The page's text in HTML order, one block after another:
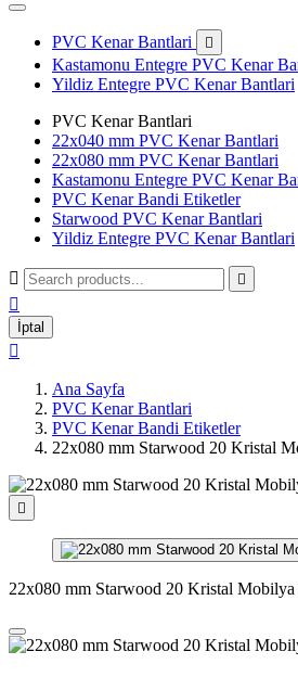
PVC Kenar Bantlari 
Kastamonu Entegre PVC Kenar
Yildiz Entegre PVC Kenar Bantlari
PVC Kenar Bantlari
22x040 mm PVC Kenar Bantlari
22x080 mm PVC Kenar Bantlari
Kastamonu Entegre PVC Kenar
PVC Kenar Bandi Etiketler
Starwood PVC Kenar Bantlari
Yildiz Entegre PVC Kenar Bantlari
 

İptal

Ana Sayfa
PVC Kenar Bantlari
PVC Kenar Bandi Etiketler
22x080 mm Starwood 20 Kristal

22x080 mm Starwood 20 Kristal Mobilya